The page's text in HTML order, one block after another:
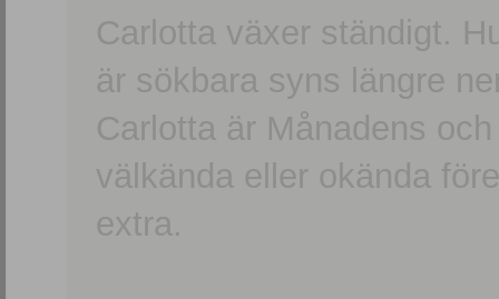
Carlotta växer ständigt.
är sökbara syns längre
Carlotta är Månadens
välkända eller okända
extra.